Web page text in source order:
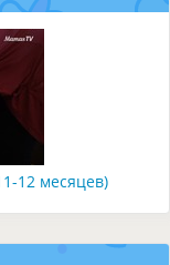
12 месяцев)